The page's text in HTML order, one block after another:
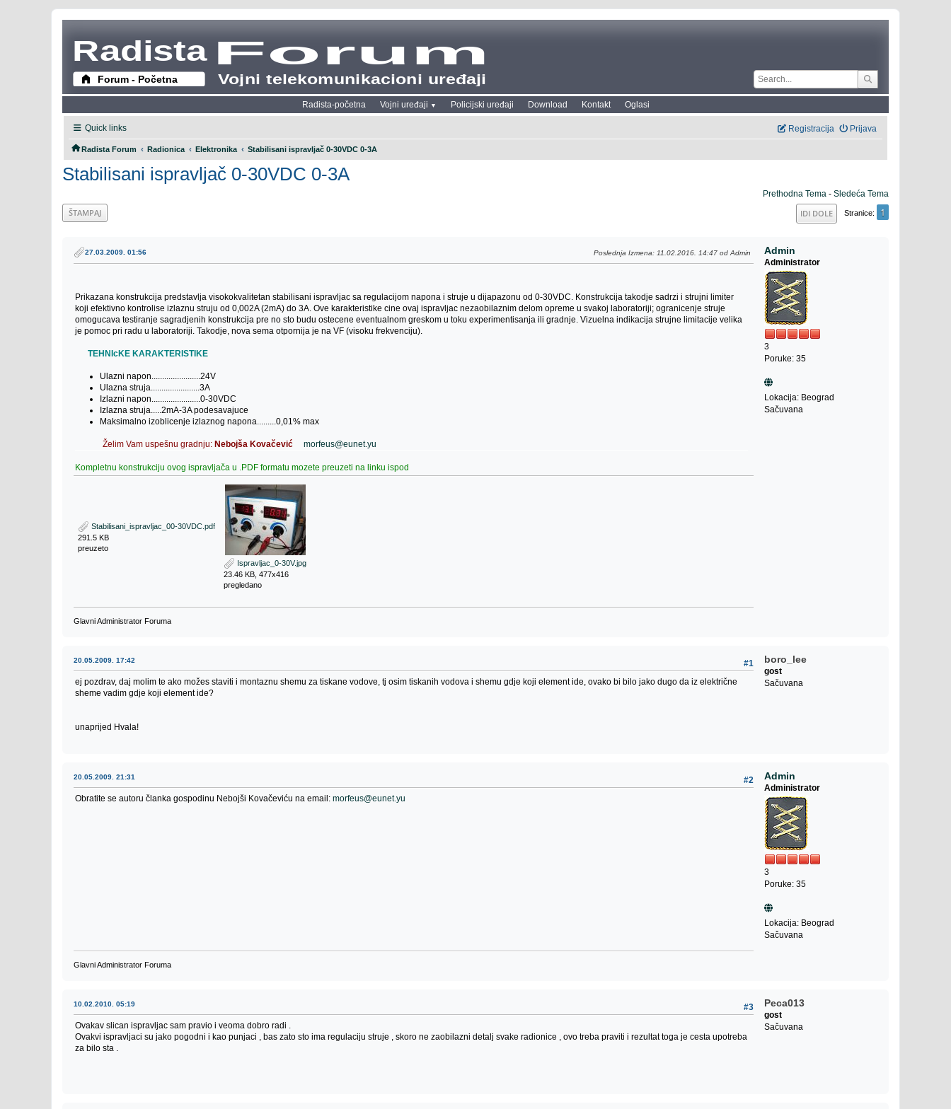
Radista-početna Vojni uređaji Policijski uređaji Download Kontakt Oglasi
Quick links Prijava
Registracija
Radista Forum ‹ Radionica ‹ Elektronika ‹ Stabilisani ispravljač 0-30VDC 0-3A
Stabilisani ispravljač 0-30VDC 0-3A
Prethodna Tema - Sledeća Tema
ŠTAMPAJ IDI DOLE Stranice 1
Admin
Administrator
3
Poruke: 35
Lokacija: Beograd
Sačuvana
27.03.2009. 01:56 Poslednja Izmena: 11.02.2016. 14:47 od Admin
Prikazana konstrukcija predstavlja visokokvalitetan stabilisani ispravljac sa regulacijom napona i struje u dijapazonu od 0-30VDC. Konstrukcija takodje sadrzi i strujni limiter
koji efektivno kontrolise izlaznu struju od 0,002A (2mA) do 3A. Ove karakteristike cine ovaj ispravljac nezaobilaznim delom opreme u svakoj laboratoriji; ogranicenje struje
omogucava testiranje sagradjenih konstrukcija pre no sto budu ostecene eventualnom greskom u toku experimentisanja ili gradnje. Vizuelna indikacija strujne limitacije velika
je pomoc pri radu u laboratoriji. Takodje, nova sema otpornija je na VF (visoku frekvenciju).
TEHNIcKE KARAKTERISTIKE
Ulazni napon.......................24V
Ulazna struja.......................3A
Izlazni napon.......................0-30VDC
Izlazna struja.....2mA-3A podesavajuce
Maksimalno izoblicenje izlaznog napona.........0,01% max
Želim Vam uspešnu gradnju: Nebojša Kovačević morfeus@eunet.yu
Kompletnu konstrukciju ovog ispravljača u .PDF formatu mozete preuzeti na linku ispod
Stabilisani_ispravljac_00-30VDC.pdf
291.5 KB
preuzeto
Ispravljac_0-30V.jpg
23.46 KB, 477x416
pregledano
Glavni Administrator Foruma
boro_lee
gost
Sačuvana
#1
20.05.2009. 17:42
ej pozdrav, daj molim te ako možes staviti i montaznu shemu za tiskane vodove, tj osim tiskanih vodova i shemu gdje koji element ide, ovako bi bilo jako dugo da iz električne
sheme vadim gdje koji element ide?
unaprijed Hvala!
Admin
Administrator
3
Poruke: 35
Lokacija: Beograd
Sačuvana
#2
20.05.2009. 21:31
Obratite se autoru članka gospodinu Nebojši Kovačeviću na email: morfeus@eunet.yu
Glavni Administrator Foruma
Peca013
gost
Sačuvana
#3
10.02.2010. 05:19
Ovakav slican ispravljac sam pravio i veoma dobro radi .
Ovakvi ispravljaci su jako pogodni i kao punjaci , bas zato sto ima regulaciju struje , skoro ne zaobilazni detalj svake radionice , ovo treba praviti i rezultat toga je cesta upotreba
za bilo sta .